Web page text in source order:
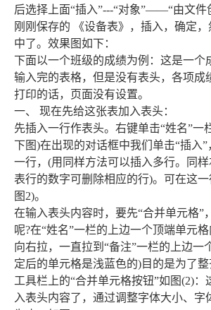
后选择上面“插入”---“对象”――“由文件
刚刚保存的 《设备表》，插入，确定
中了。效果图如下：
下面以一个班级的成绩为例：这是一
输入完的表格，但是没有表头，各项成
打印的话，页面没有设置。
一、 现在先给这张表加入表头：
先插入一行作表头。右键单击“姓名”一
下图)在出现的对话框中我们单击“插入
一行，(用同样方法可以插入多行。同
表行的数字可删除相应的行)。可在这
图2)。
在输入表头内容时，要先“合并单元格”
呢?在“姓名”一栏的上边一个顶端单元
向右拉，一直拉到“备注”一栏的上边一
定后的单元格是浅蓝色的)目的是为了
工具栏上的“合并单元格按钮”如图(2)：
入表头内容了，通过调整字体大小、字